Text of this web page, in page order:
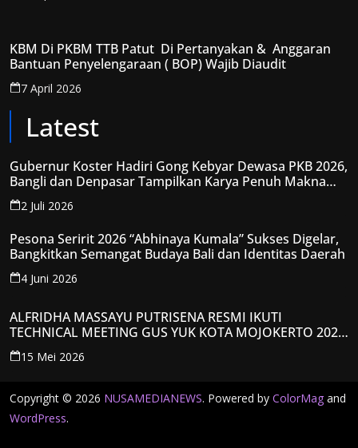
KBM Di PKBM TTB Patut Di Pertanyakan & Anggaran
Bantuan Penyelengaraan ( BOP) Wajib Diaudit
7 April 2026
Latest
Gubernur Koster Hadiri Gong Kebyar Dewasa PKB 2026,
Bangli dan Denpasar Tampilkan Karya Penuh Makna
Spiritual
2 Juli 2026
Pesona Seririt 2026 “Abhinaya Kumala” Sukses Digelar,
Bangkitkan Semangat Budaya Bali dan Identitas Daerah
4 Juni 2026
ALFRIDHA MASSAYU PUTRISENA RESMI IKUTI
TECHNICAL MEETING GUS YUK KOTA MOJOKERTO 2026,
KANTONGI NOMOR PESERTA Y008
15 Mei 2026
Copyright © 2026 NUSAMEDIANEWS. Powered by ColorMag and
WordPress.